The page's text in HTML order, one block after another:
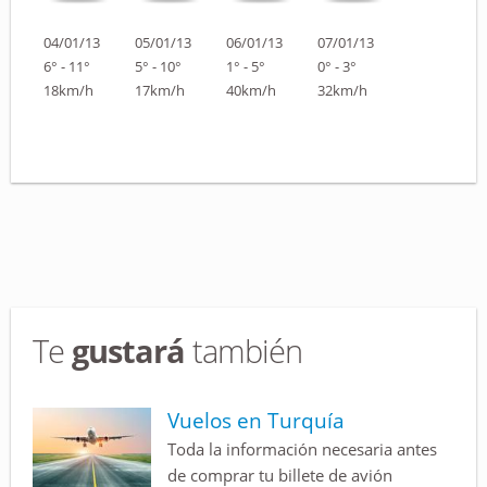
04/01/13
6° - 11°
18km/h
05/01/13
5° - 10°
17km/h
06/01/13
1° - 5°
40km/h
07/01/13
0° - 3°
32km/h
Te gustará también
Vuelos en Turquía
Toda la información necesaria antes
de comprar tu billete de avión